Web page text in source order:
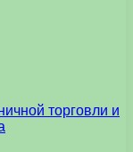
торговли и